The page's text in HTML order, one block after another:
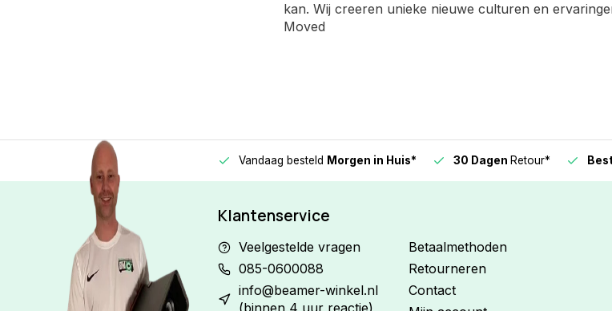
kan. Wij creeren unieke nieuwe culturen en
Moved
3 gelijke delen Vandaag besteld Morgen in Huis* 30 Dagen Retour*
Klantenservice
Veelgestelde vragen
085-0600088
info@beamer-winkel.nl
(binnen 4 uur reactie)
Betaalmethoden
Retourneren
Contact